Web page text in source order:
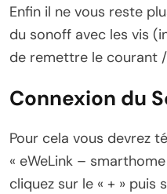
Enfin il ne vous reste
du sonoff avec les vis
de remettre le courant
Connexion du
Pour cela vous devrez
« eWeLink –
cliquez sur le « + » puis